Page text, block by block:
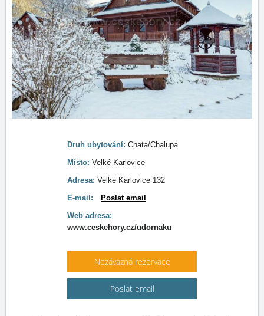
Druh ubytování: Chata/Chalupa
Místo: Velké Karlovice
Adresa: Velké Karlovice 132
E-mail:
Poslat email
Web adresa:
www.ceskehory.cz/udornaku
Nezávazná rezervace
Poslat email